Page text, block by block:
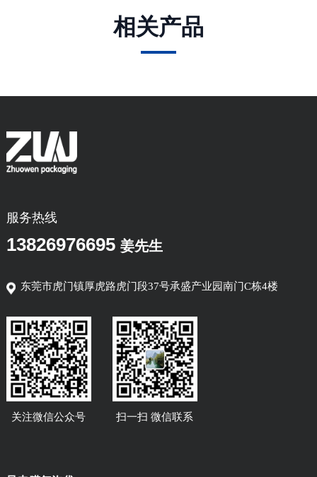
相关产品
服务热线
13826976695 姜先生
东莞市虎门镇厚虎路虎门段37号承盛产业园南门C栋4楼
关注微信公众号 扫一扫 微信联系